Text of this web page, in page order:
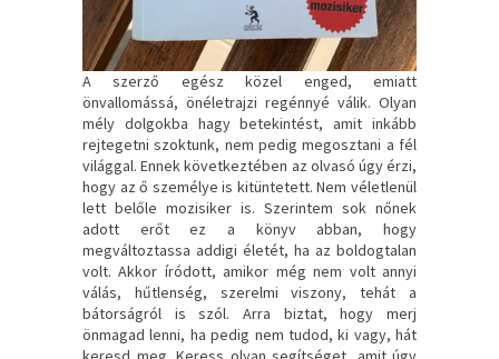
A szerző egész közel enged, emiatt
önvallomássá, önéletrajzi regénnyé válik. Olyan
mély dolgokba hagy betekintést, amit inkább
rejtegetni szoktunk, nem pedig megosztani a fél
világgal. Ennek következtében az olvasó úgy érzi,
hogy az ő személye is kitüntetett. Nem véletlenül
lett belőle mozisiker is. Szerintem sok nőnek
adott erőt ez a könyv abban, hogy
megváltoztassa addigi életét, ha az boldogtalan
volt. Akkor íródott, amikor még nem volt annyi
válás, hűtlenség, szerelmi viszony, tehát a
bátorságról is szól. Arra biztat, hogy merj
önmagad lenni, ha pedig nem tudod, ki vagy, hát